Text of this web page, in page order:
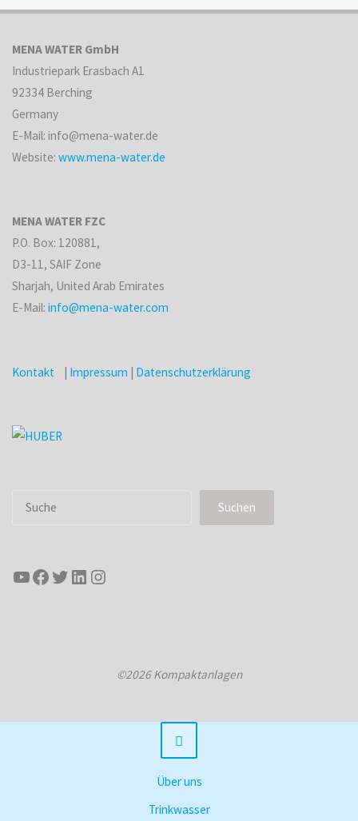
MENA WATER GmbH
Industriepark Erasbach A1
92334 Berching
Germany
E-Mail: info@mena-water.de
Website:www.mena-water.de
MENA WATER FZC
P.O. Box: 120881,
D3-11, SAIF Zone
Sharjah, United Arab Emirates
E-Mail:info@mena-water.com
Kontakt | Impressum | Datenschutzerklärung
Suchen Suchen
YouTube
Facebook
Twitter
LinkedIn
Instagram
©2026 Kompaktanlagen
Über uns
Trinkwasser